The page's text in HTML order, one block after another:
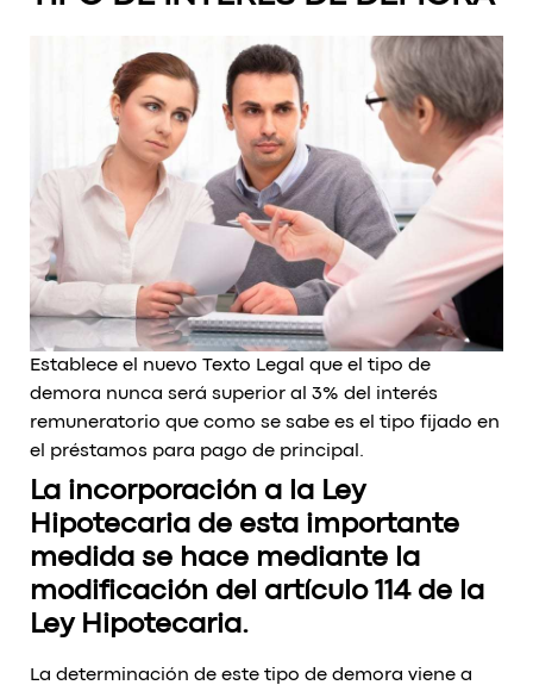
Establece el nuevo Texto Legal que el tipo de
demora nunca será superior al 3% del interés
remuneratorio que como se sabe es el tipo fijado en
el préstamos para pago de principal.
La incorporación a la Ley
Hipotecaria de esta importante
medida se hace mediante la
modificación del artículo 114 de la
Ley Hipotecaria.
La determinación de este tipo de demora viene a